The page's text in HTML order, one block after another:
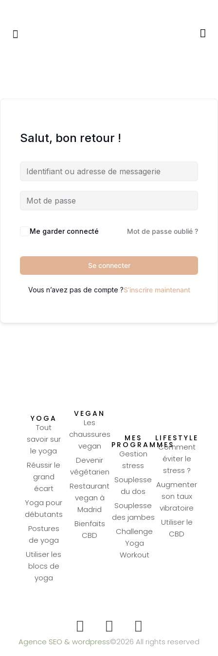
Salut, bon retour !
Me garder connecté Mot de passe oublié ?
Se connecter
Vous n’avez pas de compte ?S’inscrire maintenant
YOGA
Tout
savoir sur
le yoga
Réussir le
grand
écart
Yoga pour
débutants
Postures
de yoga
Utiliser les
blocs de
yoga
VEGAN
Les
chaussures
vegan
Devenir
végétarien
Restaurant
vegan à
Madrid
Bienfaits
CBD
MES
PROGRAMMES
Gestion
stress
Souplesse
du dos
Souplesse
des jambes
Challenge
Yoga
Workout
LIFESTYLE
Comment
éviter le
stress ?
Augmenter
son taux
vibratoire
Utiliser le
CBD
Agence SEO & wordpress©2026 All rights reserved